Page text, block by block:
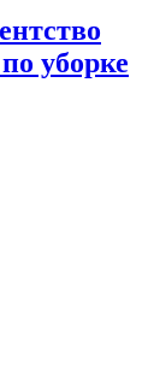
уборке